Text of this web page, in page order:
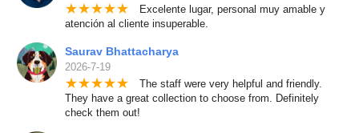
★★★★★ Excelente lugar, personal muy amable y
atención al cliente insuperable.
Saurav Bhattacharya
2026-7-19
★★★★★ The staff were very helpful and friendly.
They have a great collection to choose from. Definitely
check them out!